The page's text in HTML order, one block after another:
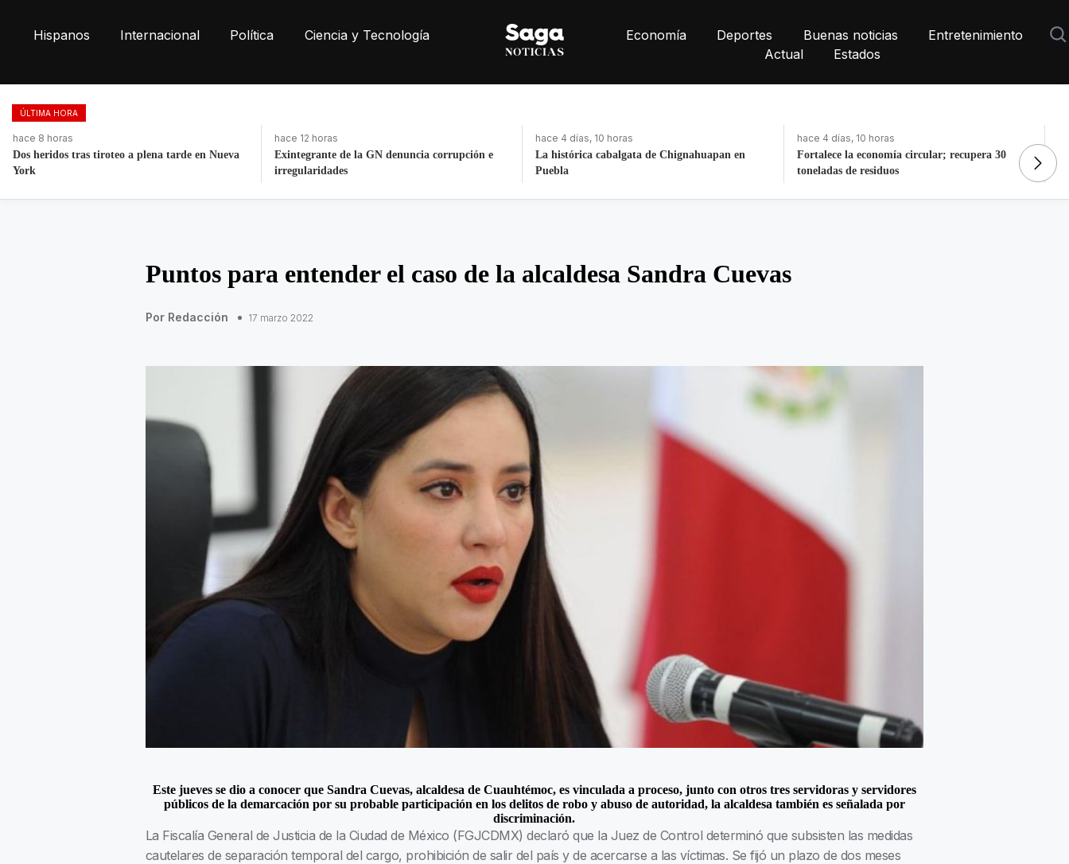
Hispanos Internacional Política Ciencia y Tecnología Economía Deportes Buenas noticias
Entretenimiento
Actual
Estados
ÚLTIMA HORA
hace 12 horas
Exintegrante de la GN denuncia corrupción e
irregularidades
hace 4 días, 10 horas
La histórica cabalgata de Chignahuapan en
Puebla
hace 4 días, 10 horas
Fortalece la economía circular; recupera 30
toneladas de residuos
hace 8 horas
Retiran más de 22 toneladas de basura de Av
Las Torres
Puntos para entender el caso de la alcaldesa Sandra Cuevas
Por Redacción 17 marzo 2022
Este jueves se dio a conocer que Sandra Cuevas, alcaldesa de Cuauhtémoc, es vinculada a proceso, junto con otros tres servidoras y servidores
públicos de la demarcación por su probable participación en los delitos de robo y abuso de autoridad, la alcaldesa también es señalada por
discriminación.
La Fiscalía General de Justicia de la Ciudad de México (FGJCDMX) declaró que la Juez de Control determinó que subsisten las medidas
cautelares de separación temporal del cargo, prohibición de salir del país y de acercarse a las víctimas. Se fijó un plazo de dos meses